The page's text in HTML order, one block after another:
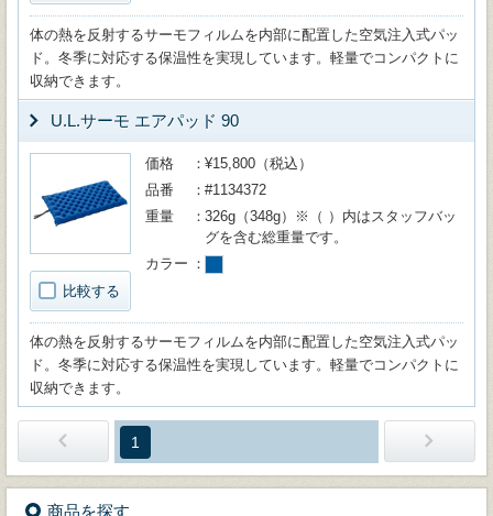
体の熱を反射するサーモフィルムを内部に配置した空気注入式パッ
ド。冬季に対応する保温性を実現しています。軽量でコンパクトに
収納できます。
U.L.サーモ エアパッド 90
比較する
価格
¥15,800（税込）
品番
#1134372
重量
326g（348g）※（ ）内はスタッフバッ
グを含む総重量です。
カラー
体の熱を反射するサーモフィルムを内部に配置した空気注入式パッ
ド。冬季に対応する保温性を実現しています。軽量でコンパクトに
収納できます。
1
商品を探す